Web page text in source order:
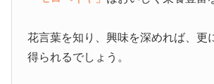
花言葉を知り、興味を深めれば、更
得られるでしょう。